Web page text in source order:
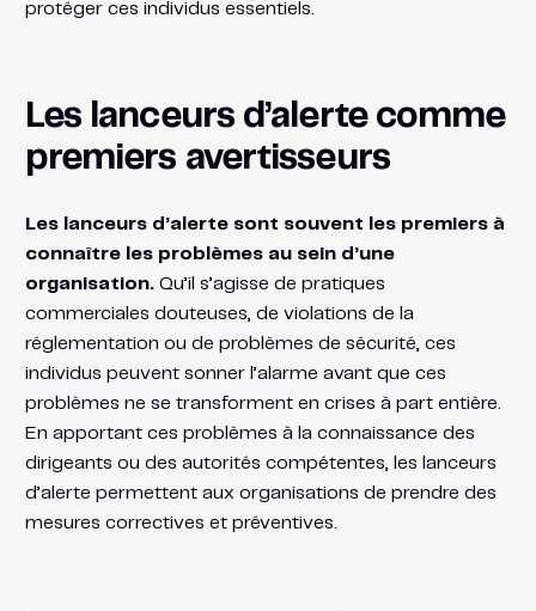
protéger ces individus essentiels.
Les lanceurs d’alerte comme
premiers avertisseurs
Les lanceurs d’alerte sont souvent les premiers à
connaître les problèmes au sein d’une
organisation.Qu’il s’agisse de pratiques
commerciales douteuses, de violations de la
réglementation ou de problèmes de sécurité, ces
individus peuvent sonner l’alarme avant que ces
problèmes ne se transforment en crises à part entière.
En apportant ces problèmes à la connaissance des
dirigeants ou des autorités compétentes, les lanceurs
d’alerte permettent aux organisations de prendre des
mesures correctives et préventives.